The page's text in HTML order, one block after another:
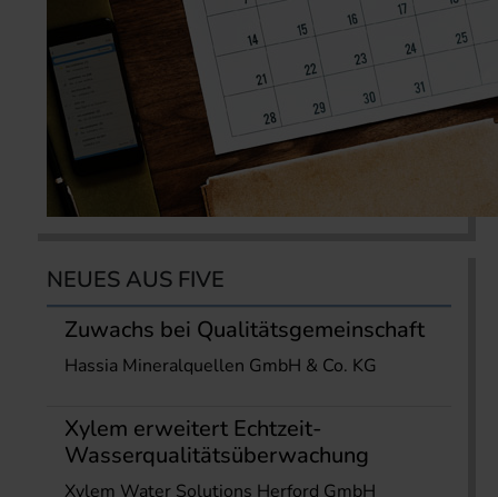
NEUES AUS FIVE
Zuwachs bei Qualitätsgemeinschaft
Hassia Mineralquellen GmbH & Co. KG
Xylem erweitert Echtzeit-
Wasserqualitätsüberwachung
Xylem Water Solutions Herford GmbH